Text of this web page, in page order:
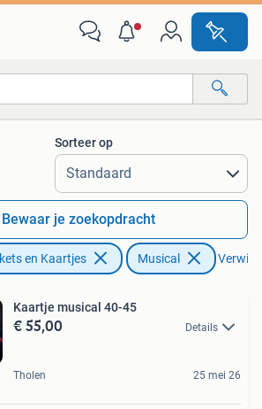
Alle afstanden…
Sorteer op
Bewaar je zoekopdracht
en Kaartjes Musical
Kaartje musical 40-45
€ 55,00 Details
Tholen 25 mei 26